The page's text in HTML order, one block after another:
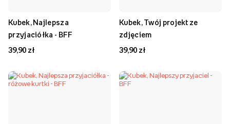
Kubek, Najlepsza
przyjaciółka - BFF
39,90 zł
Kubek, Twój projekt ze
zdjęciem
39,90 zł